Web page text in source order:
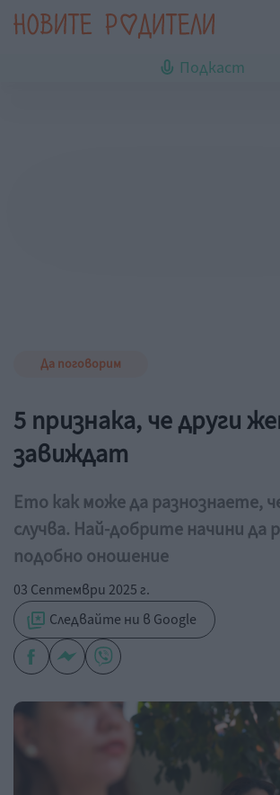
Подкаст
Да поговорим
5 признака, че други
завиждат
Ето как може да разнознаете,
случва. Най-добрите начини да
подобно оношение
03 Септември 2025 г.
Следвайте ни в Google